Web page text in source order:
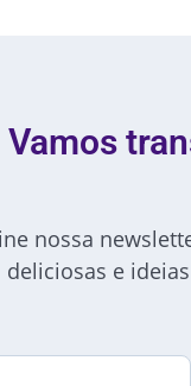
Vamos
nossa
deliciosas e